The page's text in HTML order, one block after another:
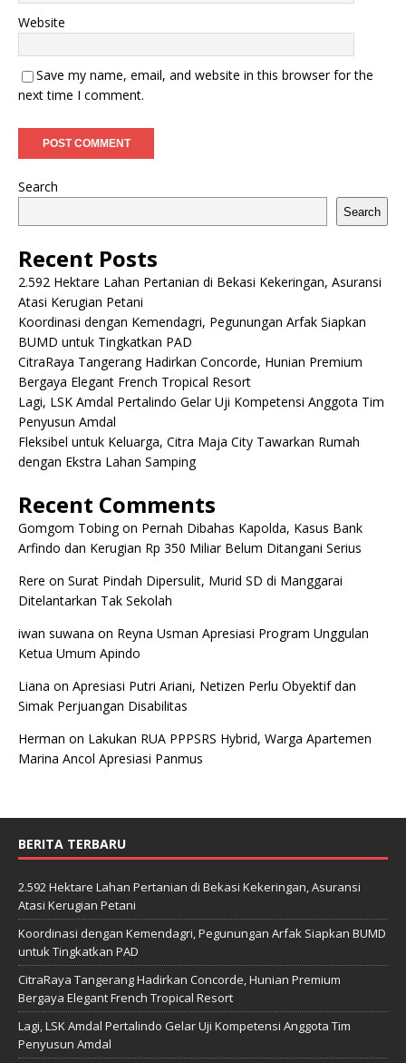
Website
Save my name, email, and website in this browser for the
next time I comment.
Search
Search
Recent Posts
2.592 Hektare Lahan Pertanian di Bekasi Kekeringan, Asuransi
Atasi Kerugian Petani
Koordinasi dengan Kemendagri, Pegunungan Arfak Siapkan
BUMD untuk Tingkatkan PAD
CitraRaya Tangerang Hadirkan Concorde, Hunian Premium
Bergaya Elegant French Tropical Resort
Lagi, LSK Amdal Pertalindo Gelar Uji Kompetensi Anggota Tim
Penyusun Amdal
Fleksibel untuk Keluarga, Citra Maja City Tawarkan Rumah
dengan Ekstra Lahan Samping
Recent Comments
Gomgom Tobingon Pernah Dibahas Kapolda, Kasus Bank
Arfindo dan Kerugian Rp 350 Miliar Belum Ditangani Serius
Rere on Surat Pindah Dipersulit, Murid SD di Manggarai
Ditelantarkan Tak Sekolah
iwan suwana on Reyna Usman Apresiasi Program Unggulan
Ketua Umum Apindo
Liana on Apresiasi Putri Ariani, Netizen Perlu Obyektif dan
Simak Perjuangan Disabilitas
Herman on Lakukan RUA PPPSRS Hybrid, Warga Apartemen
Marina Ancol Apresiasi Panmus
BERITA TERBARU
2.592 Hektare Lahan Pertanian di Bekasi Kekeringan, Asuransi
Atasi Kerugian Petani
Koordinasi dengan Kemendagri, Pegunungan Arfak Siapkan BUMD
untuk Tingkatkan PAD
CitraRaya Tangerang Hadirkan Concorde, Hunian Premium
Bergaya Elegant French Tropical Resort
Lagi, LSK Amdal Pertalindo Gelar Uji Kompetensi Anggota Tim
Penyusun Amdal